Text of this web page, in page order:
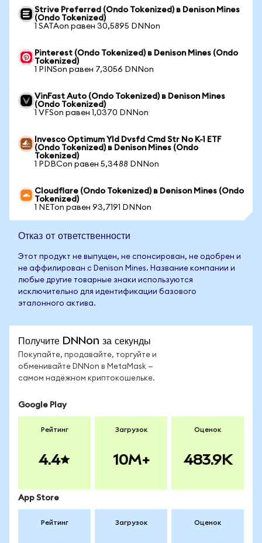
Strive Preferred (Ondo Tokenized) в Denison Mines
(Ondo Tokenized)
1 SATAon равен 30,5895 DNNon
Pinterest (Ondo Tokenized) в Denison Mines (Ondo
Tokenized)
1 PINSon равен 7,3056 DNNon
VinFast Auto (Ondo Tokenized) в Denison Mines
(Ondo Tokenized)
1 VFSon равен 1,0370 DNNon
Invesco Optimum Yld Dvsfd Cmd Str No K-1 ETF
(Ondo Tokenized) в Denison Mines (Ondo
Tokenized)
1 PDBCon равен 5,3488 DNNon
Cloudflare (Ondo Tokenized) в Denison Mines (Ondo
Tokenized)
1 NETon равен 93,7191 DNNon
Отказ от ответственности
Этот продукт не выпущен, не спонсирован, не одобрен и
не аффилирован с Denison Mines. Название компании и
любые другие товарные знаки используются
исключительно для идентификации базового
эталонного актива.
Получите DNNon за секунды
Покупайте, продавайте, торгуйте и
обменивайте DNNon в MetaMask —
самом надёжном криптокошельке.
Google Play
Рейтинг
4.4
Загрузок
10M+
Оценок
483.9K
App Store
Рейтинг Загрузок Оценок